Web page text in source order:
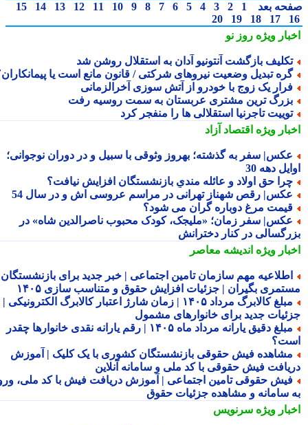
بعد 1
2
3
4
5
6
7
8
9
10
11
12
13
14
15
17
18
19
20
ویژهروز نو
بازگشت آنتونیو آدان به استقلال روشن شد
تبدیل وضعیت نیروهای شرکتی / قانون مانع است یا پیمانکاران؟
یک زوج با خودرو از آتش سوزی آخرالزمانی
ترین مشتری عربستان به سمت روسیه رفت
تاجرنیا استقلالی ها را منفجر کرد
ویژهاقتصاد آزاد
سفر به گذشته؛ بهروز وثوقی با سبیل و در دوران نوجوانی؛
دهه 30
حق اولاد و عائله مندیِ بازنشستگان افزایش نیافت؟
رقص شهناز تهرانی در مراسم عروسی اش و در سال 54
مرغ دوباره گران می شود؟
سفر زمان؛ «ملیجک، کودک محبوب ناصرالدین شاه» در
در کنار دخترانش
ویژهاندیشه معاصر
مهم سازمان تامین اجتماعی | خبر جدید برای بازنشستگان و
بگیران | جزئیات افزایش حقوق و متناسب سازی ۱۴۰۵
مبلغ کالابرگ مرداد ۱۴۰۵ | زمان شارژ اعتبار کالابرگ الکترونیکی |
جدید برای خانوارهای مشمول
مبلغ دقیق یارانه مرداد ماه ۱۴۰۵ | رقم یارانه نقدی خانوارها چقدر
فیش حقوقی بازنشستگان کشوری با یک کلیک | آموزش
فیش حقوقی با کد ملی و سامانه آنلاین
حقوقی تامین اجتماعی | آموزش دریافت فیش با کد ملی، ورود
سامانه و مشاهده جزئیات حقوق
ویژهسرنویس